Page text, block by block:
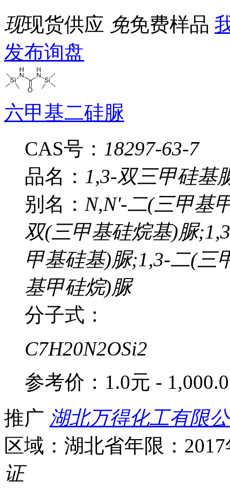
现现货供应 免免费样品
发布询盘
六甲基二硅脲
CAS号： 18297-63-7
品名： 1,3-双三甲硅基
别名： N,N'-二(三甲基
双(三甲基硅烷基)脲
甲基硅基)脲;1,3-二(三
基甲硅烷)脲
分子式：
C7H20N2OSi2
参考价： 1.0元 -
推广 湖北万得化工有限
区域：湖北省年限：
证